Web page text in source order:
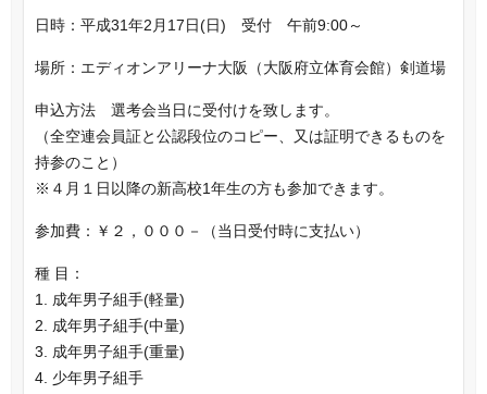
日時：平成31年2月17日(日) 受付 午前9:00～
場所：エディオンアリーナ大阪（大阪府立体育会館）剣道場
申込方法 選考会当日に受付けを致します。
（全空連会員証と公認段位のコピー、又は証明できるものを
持参のこと）
※４月１日以降の新高校1年生の方も参加できます。
参加費：￥２，０００－（当日受付時に支払い）
種 目：
1. 成年男子組手(軽量)
2. 成年男子組手(中量)
3. 成年男子組手(重量)
4. 少年男子組手